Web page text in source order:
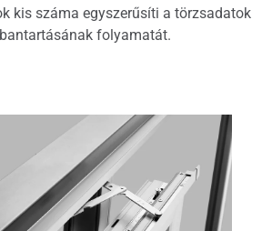
kis száma egyszerűsíti a törzsadatok
folyamatát.